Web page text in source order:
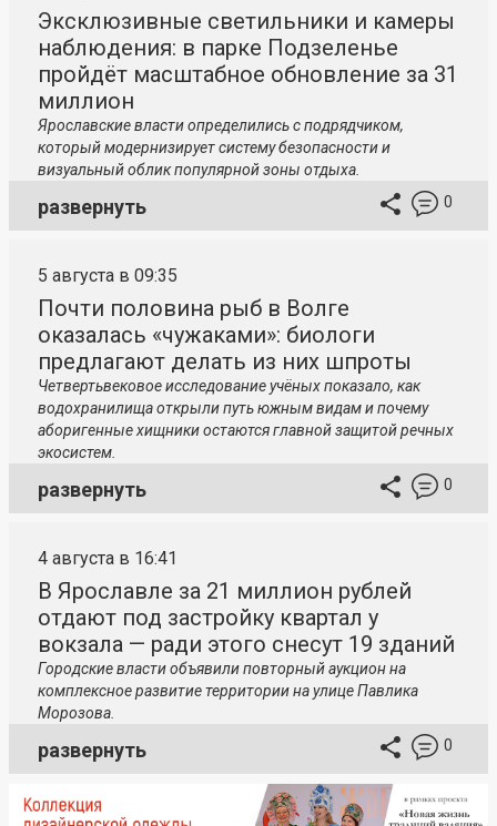
Эксклюзивные светильники и камеры
наблюдения: в парке Подзеленье
пройдёт масштабное обновление за 31
миллион
Ярославские власти определились с подрядчиком,
который модернизирует систему безопасности и
визуальный облик популярной зоны отдыха.
развернуть 0
5 августа в 09:35
Почти половина рыб в Волге
оказалась «чужаками»: биологи
предлагают делать из них шпроты
Четвертьвековое исследование учёных показало, как
водохранилища открыли путь южным видам и почему
аборигенные хищники остаются главной защитой речных
экосистем.
развернуть 0
4 августа в 16:41
В Ярославле за 21 миллион рублей
отдают под застройку квартал у
вокзала — ради этого снесут 19 зданий
Городские власти объявили повторный аукцион на
комплексное развитие территории на улице Павлика
Морозова.
развернуть 0